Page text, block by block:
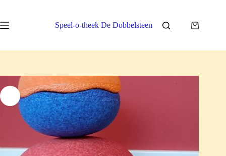
de
inhoud
Speel-o-theek De Dobbelsteen